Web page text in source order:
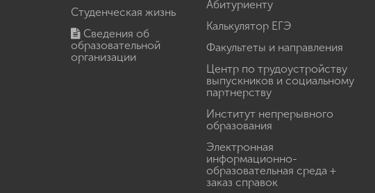
Студенческая жизнь
Сведения об
образовательной
организации
Абитуриенту
Калькулятор ЕГЭ
Факультеты и направления
Центр по трудоустройству
выпускников и социальному
партнерству
Институт непрерывного
образования
Электронная
информационно-
образовательная среда +
заказ справок